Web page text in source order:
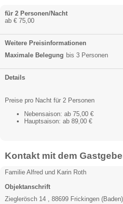
für 2 Personen/Nacht
ab € 75,00
Weitere Preisinformationen
Maximale Belegung bis 3 Personen
Details
Preise pro Nacht für 2 Personen
Nebensaison: ab 75,00 €
Hauptsaison: ab 89,00 €
Kontakt mit dem
Familie Alfred und Karin Roth
Objektanschrift
Zieglerösch 14 , 88699 Frickingen (Baden)